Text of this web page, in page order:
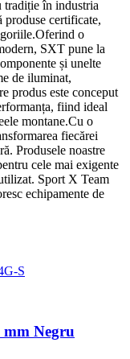
în industria
certificate,
o
SXT pune la
și unelte
de iluminat,
produs este conceput
fiind ideal
montane.Cu o
fiecărei
Produsele noastre
cele mai exigente
Sport X Team
echipamente de
Negru